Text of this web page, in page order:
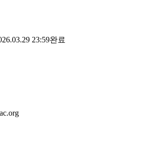
23:59완료